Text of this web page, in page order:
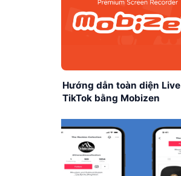
Hướng dẫn toàn diện Live
TikTok bằng Mobizen